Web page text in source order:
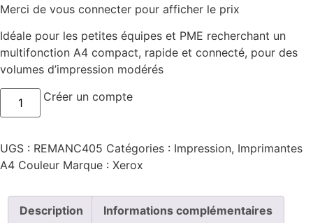
Merci de vous connecter pour afficher le prix
Idéale pour les petites équipes et PME recherchant un
multifonction A4 compact, rapide et connecté, pour des
volumes d’impression modérés
Créer un compte
UGS : REMANC405 Catégories : Impression, Imprimantes
A4 Couleur Marque : Xerox
Description Informations complémentaires